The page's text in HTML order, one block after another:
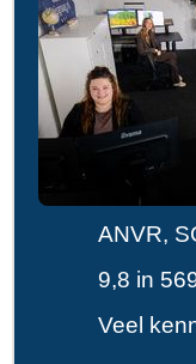
ANVR,
9,8 in
Veel